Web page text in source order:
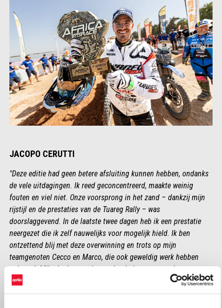
JACOPO CERUTTI
"Deze editie had geen betere afsluiting kunnen hebben, ondanks
de vele uitdagingen. Ik reed geconcentreerd, maakte weinig
fouten en viel niet. Onze voorsprong in het zand – dankzij mijn
rijstijl en de prestaties van de Tuareg Rally – was
doorslaggevend. In de laatste twee dagen heb ik een prestatie
neergezet die ik zelf nauwelijks voor mogelijk hield. Ik ben
ontzettend blij met deze overwinning en trots op mijn
teamgenoten Cecco en Marco, die ook geweldig werk hebben
geleverd. Mijn dank gaat uit naar het hele team voor hun
toewijding en een fantastisch competitieve motor."